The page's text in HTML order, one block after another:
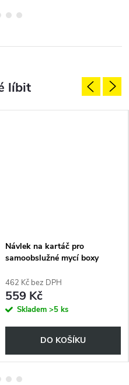
Návlek na kartáč pro
samoobslužné mycí boxy
462 Kč bez DPH
559 Kč
Skladem >5 ks
DO KOŠÍKU